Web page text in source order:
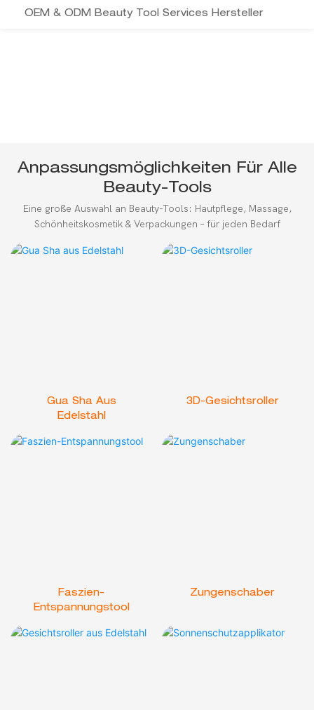
OEM & ODM Beauty Tool Services Hersteller
Anpassungsmöglichkeiten Für Alle
Beauty-Tools
Eine große Auswahl an Beauty-Tools: Hautpflege, Massage,
Schönheitskosmetik & Verpackungen – für jeden Bedarf
Gua Sha Aus
Edelstahl
3D-Gesichtsroller
Faszien-
Entspannungstool
Zungenschaber